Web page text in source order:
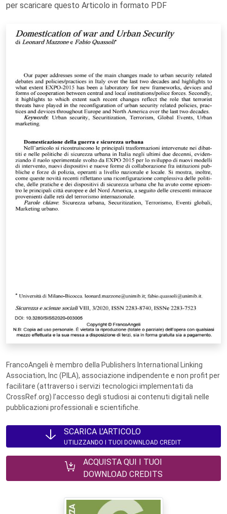
per scaricare questo Articolo in formato PDF
FrancoAngeli è membro della Publishers International Linking
Association, Inc (PILA), associazione indipendente e non profit per
facilitare (attraverso i servizi tecnologici implementati da
CrossRef.org) l’accesso degli studiosi ai contenuti digitali nelle
pubblicazioni professionali e scientifiche.
SCARICA L'ARTICOLO
UTILIZZANDO I TUOI DOWNLOAD CREDIT
ACQUISTA QUI I TUOI
DOWNLOAD CREDITS